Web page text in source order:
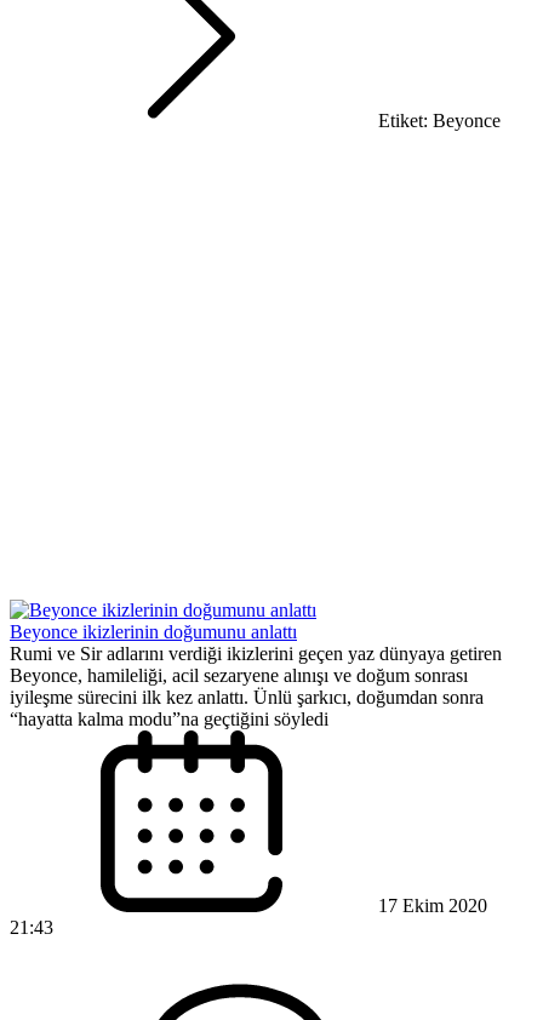
Etiket: Beyonce
Beyonce ikizlerinin doğumunu anlattı
Rumi ve Sir adlarını verdiği ikizlerini geçen yaz dünyaya getiren
Beyonce, hamileliği, acil sezaryene alınışı ve doğum sonrası
iyileşme sürecini ilk kez anlattı. Ünlü şarkıcı, doğumdan sonra
“hayatta kalma modu”na geçtiğini söyledi
17 Ekim 2020
21:43